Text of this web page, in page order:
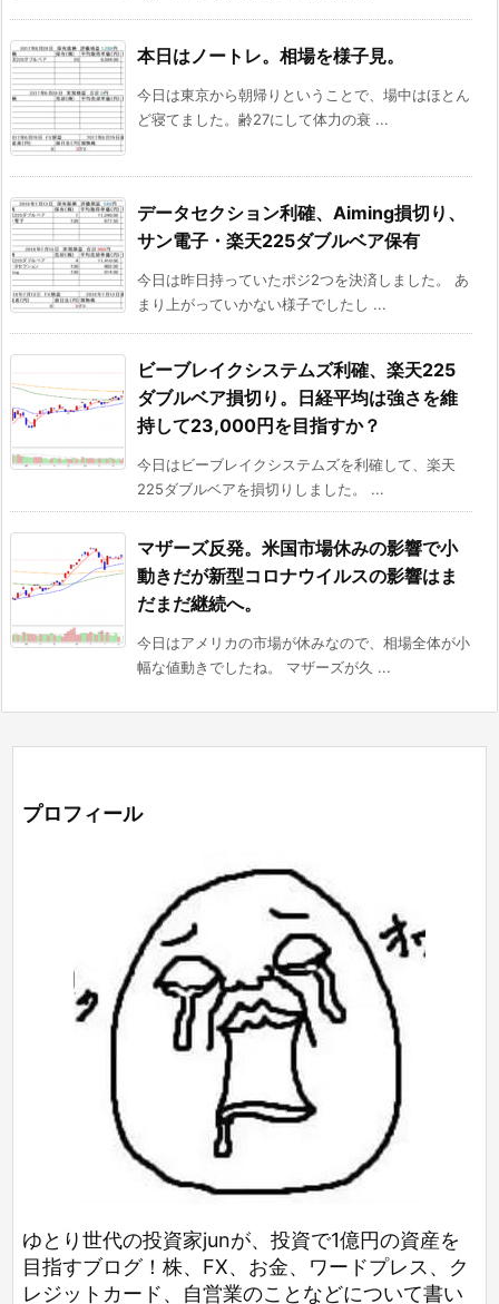
本日はノートレ。相場を様子見。
今日は東京から朝帰りということで、場中はほとん
ど寝てました。齢27にして体力の衰 ...
データセクション利確、Aiming損切り、
サン電子・楽天225ダブルベア保有
今日は昨日持っていたポジ2つを決済しました。 あ
まり上がっていかない様子でしたし ...
ビーブレイクシステムズ利確、楽天225
ダブルベア損切り。日経平均は強さを維
持して23,000円を目指すか？
今日はビーブレイクシステムズを利確して、楽天
225ダブルベアを損切りしました。 ...
マザーズ反発。米国市場休みの影響で小
動きだが新型コロナウイルスの影響はま
だまだ継続へ。
今日はアメリカの市場が休みなので、相場全体が小
幅な値動きでしたね。 マザーズが久 ...
プロフィール
ゆとり世代の投資家junが、投資で1億円の資産を
目指すブログ！株、FX、お金、ワードプレス、ク
レジットカード、自営業のことなどについて書い